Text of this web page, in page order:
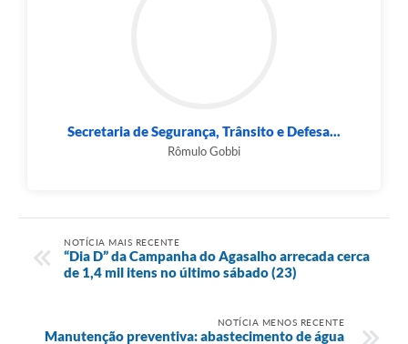
Secretaria de Segurança, Trânsito e Defesa...
Rômulo Gobbi
NOTÍCIA MAIS RECENTE
“Dia D” da Campanha do Agasalho arrecada cerca
de 1,4 mil itens no último sábado (23)
NOTÍCIA MENOS RECENTE
Manutenção preventiva: abastecimento de água